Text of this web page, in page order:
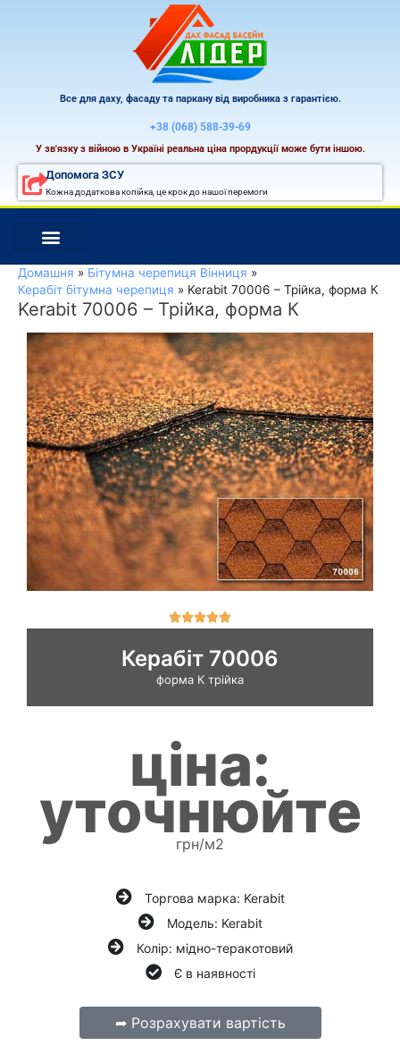
Все для даху, фасаду та паркану від виробника з гарантією.
+38 (068) 588-39-69
У зв'язку з війною в Україні реальна ціна прордукції може бути іншою.
Допомога ЗСУ
Кожна додаткова копійка, це крок до нашої перемоги
Домашня
Бітумна черепиця Вінниця
Керабіт бітумна черепиця
Kerabit 70006 – Трійка, форма К
Kerabit 70006 – Трійка, форма К
О
і
н
к
з
5
Керабіт 70006
форма К трійка
ціна:
уточнюйте
грн/м2
Торгова марка: Kerabit
Модель: Kerabit
Колір: мідно-теракотовий
Є в наявності
➦ Розрахувати вартість